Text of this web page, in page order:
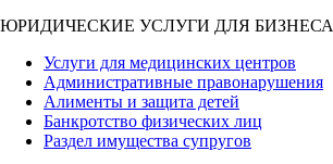
ЮРИДИЧЕСКИЕ УСЛУГИ ДЛЯ БИЗНЕСА
Услуги для медицинских центров
Административные правонарушения
Алименты и защита детей
Банкротство физических лиц
Раздел имущества супругов